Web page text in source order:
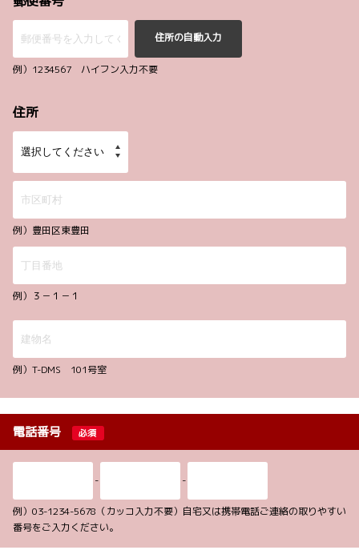
住所の自動入力
例）1234567 ハイフン入力不要
住所
例）豊田区東豊田
例）３－１－１
例）T-DMS 101号室
電話番号 必須
- -
例）03-1234-5678（カッコ入力不要）自宅又は携帯電話ご連絡の取りやすい
番号をご入力ください。